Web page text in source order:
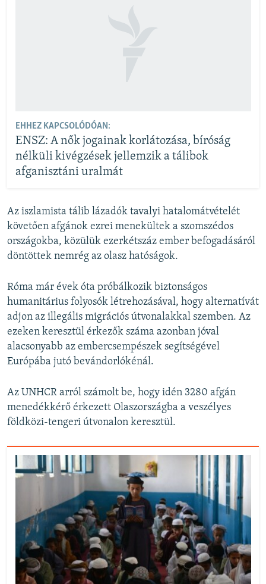
EHHEZ KAPCSOLÓDÓAN:
ENSZ: A nők jogainak korlátozása, bíróság
nélküli kivégzések jellemzik a tálibok
afganisztáni uralmát
Az iszlamista tálib lázadók tavalyi hatalomátvételét
követően afgánok ezrei menekültek a szomszédos
országokba, közülük ezerkétszáz ember befogadásáról
döntöttek nemrég az olasz hatóságok.
Róma már évek óta próbálkozik biztonságos
humanitárius folyosók létrehozásával, hogy alternatívát
adjon az illegális migrációs útvonalakkal szemben. Az
ezeken keresztül érkezők száma azonban jóval
alacsonyabb az embercsempészek segítségével
Európába jutó bevándorlókénál.
Az UNHCR arról számolt be, hogy idén 3280 afgán
menedékkérő érkezett Olaszországba a veszélyes
földközi-tengeri útvonalon keresztül.